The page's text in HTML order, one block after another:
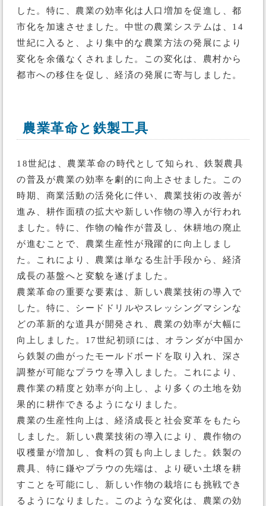
した。特に、農業の効率化は人口増加を促進し、都
市化を加速させました。中世の農業システムは、14
世紀に入ると、より集中的な農業方法の発展により
変化を余儀なくされました。この変化は、農村から
都市への移住を促し、経済の発展に寄与しました。
農業革命と鉄製工具
18世紀は、農業革命の時代として知られ、鉄製農具
の普及が農業の効率を劇的に向上させました。この
時期、商業活動の活発化に伴い、農業技術の改善が
進み、耕作面積の拡大や新しい作物の導入が行われ
ました。特に、作物の輪作が普及し、休耕地の廃止
が進むことで、農業生産性が飛躍的に向上しまし
た。これにより、農業は単なる生計手段から、経済
成長の基盤へと変貌を遂げました。
農業革命の重要な要素は、新しい農業技術の導入で
した。特に、シードドリルやスレッシングマシンな
どの革新的な道具が開発され、農業の効率が大幅に
向上しました。17世紀初頭には、オランダが中国か
ら鉄製の曲がったモールドボードを取り入れ、深さ
調整が可能なプラウを導入しました。これにより、
農作業の精度と効率が向上し、より多くの土地を効
果的に耕作できるようになりました。
農業の生産性向上は、経済成長と社会変革をもたら
しました。新しい農業技術の導入により、農作物の
収穫量が増加し、食料の質も向上しました。鉄製の
農具、特に鎌やプラウの先端は、より硬い土壌を耕
すことを可能にし、新しい作物の栽培にも挑戦でき
るようになりました。このような変化は、農業の効